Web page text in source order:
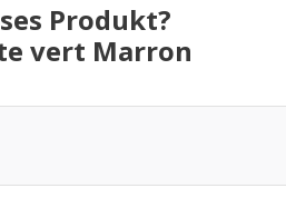
Produkt?
vert Marron